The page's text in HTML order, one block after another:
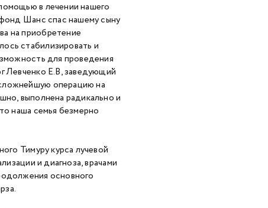
в лечении нашего
Шанс спас нашему сыну
на приобретение
стабилизировать и
для проведения
Левченко Е.В, заведующий
операцию на
выполнена радикально и
наша семья безмерно
Тимуру курса лучевой
и диагноза, врачами
основного